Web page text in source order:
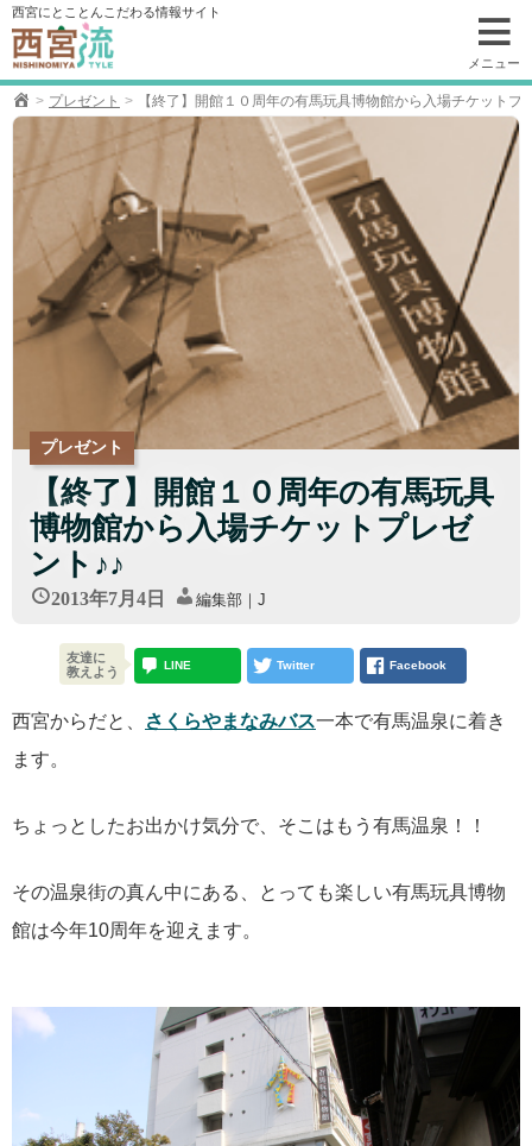
コ
ン
テ
ン
ツ
西宮にとことんこだわる情報サイト
メニュー
プレゼント 【終了】開館１０周年の有馬玩具博物館から入場チケットプ
プレゼント
【終了】開館１０周年の有馬玩具
博物館から入場チケットプレゼ
ント♪♪
2013年7月4日 編集部｜J
西宮からだと、 さくらやまなみバス一本で有馬温泉に着き
ます。
ちょっとしたお出かけ気分で、そこはもう有馬温泉！！
その温泉街の真ん中にある、とっても楽しい有馬玩具博物
館は今年10周年を迎えます。
友達に
教えよう
LINE Twitter Facebook